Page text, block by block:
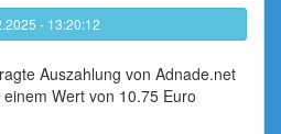
- 13:20:12
Auszahlung von Adnade.net
Wert von 10.75 Euro